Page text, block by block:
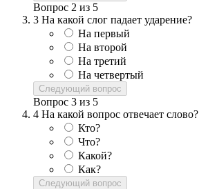
Вопрос 2 из 5
3 На какой слог падает ударение?
На первый
На второй
На третий
На четвертый
Следующий вопрос
Вопрос 3 из 5
4 На какой вопрос отвечает слово?
Кто?
Что?
Какой?
Как?
Следующий вопрос